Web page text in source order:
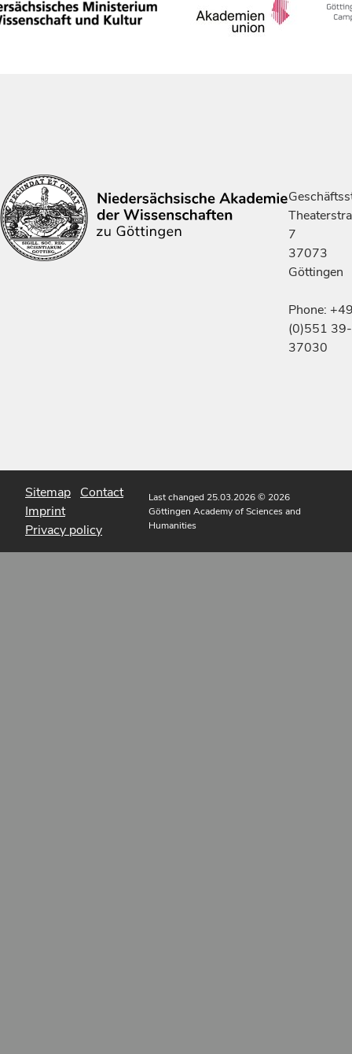
7
37073
Göttingen
Phone:
(0)551 39-
37030
Sitemap Contact
Imprint
Privacy policy
Last changed 25.03.2026© 2026
Göttingen Academy of Sciences and
Humanities